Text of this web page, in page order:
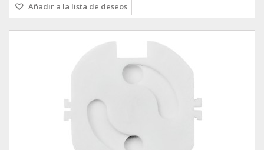
Añadir a la lista de deseos